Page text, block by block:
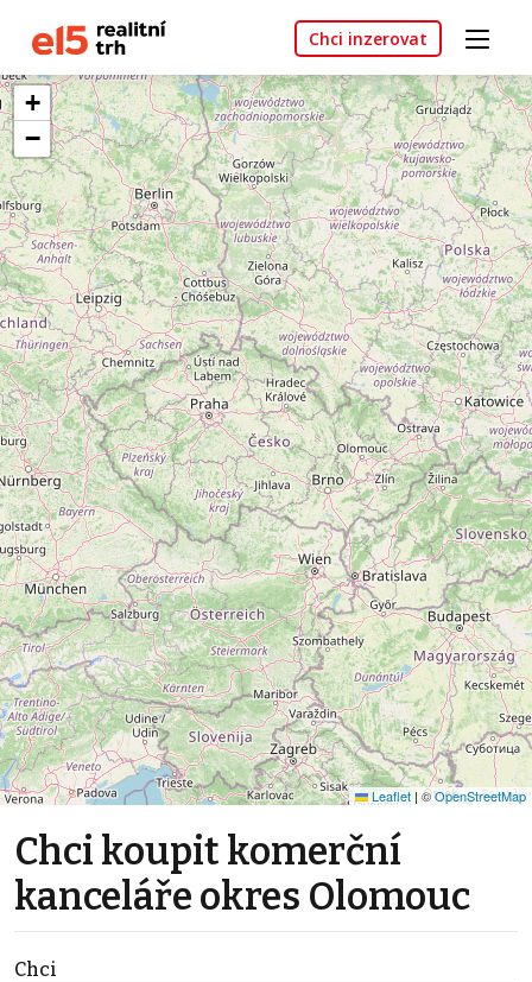
Chci inzerovat
+
−
Leaflet | ©OpenStreetMap
Chci koupit komerční
kanceláře okres Olomouc
Chci